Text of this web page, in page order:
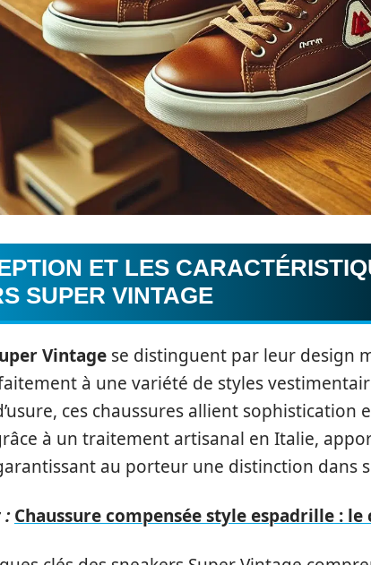
ET LES
SUPER VINTAGE
Vintage se distinguent par leur design
à une variété de styles
ces chaussures allient sophistication
à un traitement artisanal en Italie,
au porteur une distinction dans
: Chaussure compensée style espadrille :